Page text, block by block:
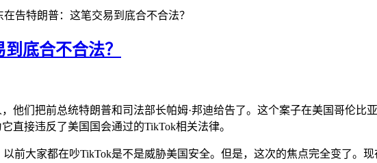
告特朗普：这笔交易到底合不合法？
底合不合法？
他们把前总统特朗普和司法部长帕姆·邦迪给告了。这个案子在美国哥伦比
直接违反了美国国会通过的TikTok相关法律。
前大家都在吵TikTok是不是威胁美国安全。但是，这次的焦点完全变了。